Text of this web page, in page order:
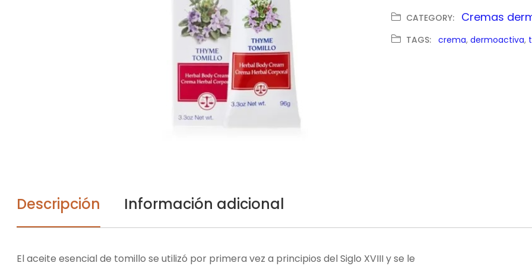
CATEGORY: Cremas
TAGS: crema, dermoactiva,
Descripción Información adicional
El aceite esencial de tomillo se utilizó por primera vez a principios del Siglo XVIII y se le